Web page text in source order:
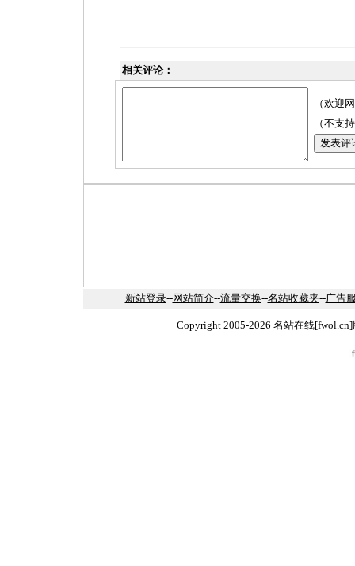
相关评论：
（欢迎
（不支
新站登录--网站简介--流量交换--名站收藏夹--广告
Copyright 2005-2026 名站在线